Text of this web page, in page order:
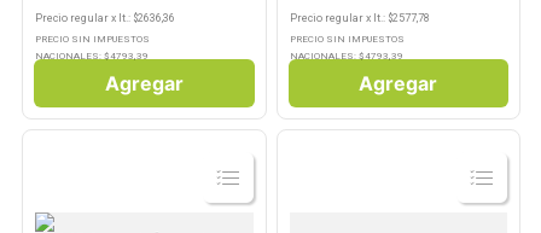
Precio regular x lt.: $2636,36
PRECIO SIN IMPUESTOS
NACIONALES: $4793,39
Agregar
Precio regularx lt.: $2577,78
PRECIO SIN IMPUESTOS
NACIONALES: $4793,39
Agregar